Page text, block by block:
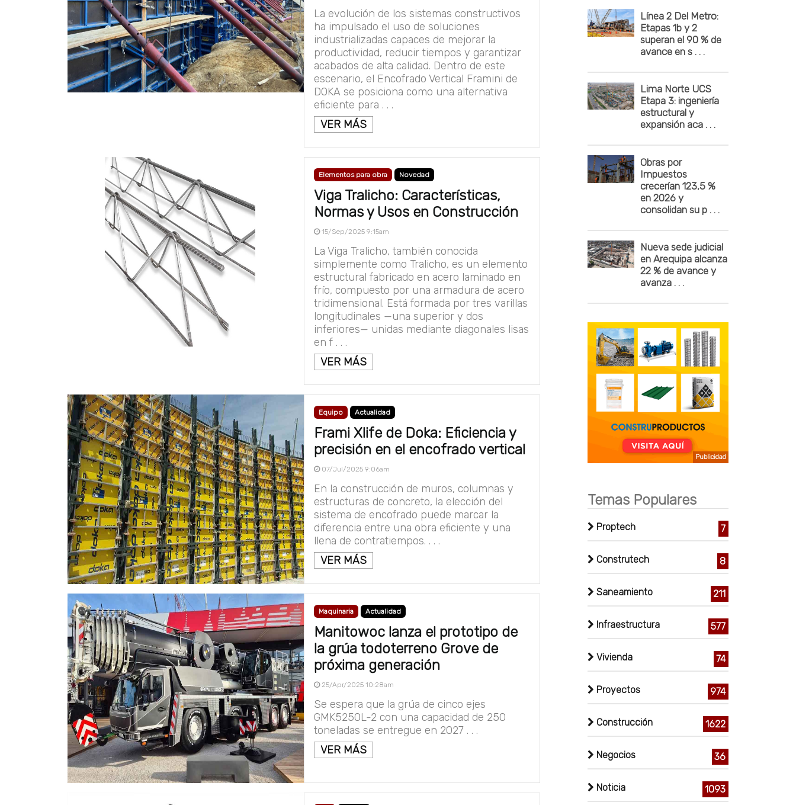
La evolución de los sistemas constructivos
ha impulsado el uso de soluciones
industrializadas capaces de mejorar la
productividad, reducir tiempos y garantizar
acabados de alta calidad. Dentro de este
escenario, el Encofrado Vertical Framini de
DOKA se posiciona como una alternativa
eficiente para . . .
VER MÁS
Elementos para obra Novedad
Viga Tralicho: Características,
Normas y Usos en Construcción
15/Sep/2025 9:15am
La Viga Tralicho, también conocida
simplemente como Tralicho, es un elemento
estructural fabricado en acero laminado en
frío, compuesto por una armadura de acero
tridimensional. Está formada por tres varillas
longitudinales —una superior y dos
inferiores— unidas mediante diagonales lisas
en f . . .
VER MÁS
Equipo Actualidad
Frami Xlife de Doka: Eficiencia y
precisión en el encofrado vertical
07/Jul/2025 9:06am
En la construcción de muros, columnas y
estructuras de concreto, la elección del
sistema de encofrado puede marcar la
diferencia entre una obra eficiente y una
llena de contratiempos. . . .
VER MÁS
Maquinaria Actualidad
Manitowoc lanza el prototipo de
la grúa todoterreno Grove de
próxima generación
25/Apr/2025 10:28am
Se espera que la grúa de cinco ejes
GMK5250L-2 con una capacidad de 250
toneladas se entregue en 2027 . . .
VER MÁS
Línea 2 Del Metro:
Etapas 1b y 2
superan el 90 % de
avance en s . . .
Lima Norte UCS
Etapa 3: ingeniería
estructural y
expansión aca . . .
Obras por
Impuestos
crecerían 123,5 %
en 2026 y
consolidan su p . . .
Nueva sede judicial
en Arequipa alcanza
22 % de avance y
avanza . . .
Publicidad
Temas Populares
Proptech 7
Construtech 8
Saneamiento 211
Infraestructura 577
Vivienda 74
Proyectos 974
Construcción 1622
Negocios 36
Noticia 1093